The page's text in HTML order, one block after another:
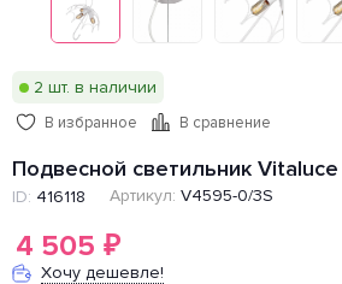
2 шт. в наличии
В избранное В сравнение
Подвесной светильник
ID: 416118 Артикул: V4595-0/3S
4 505 ₽
Хочу дешевле!